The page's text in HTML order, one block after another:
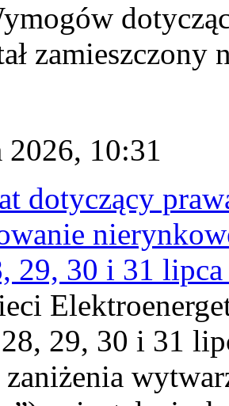
zamieszczony
2026, 10:31
dotyczący
29, 30 i 31
29, 30 i 31
zaniżenia